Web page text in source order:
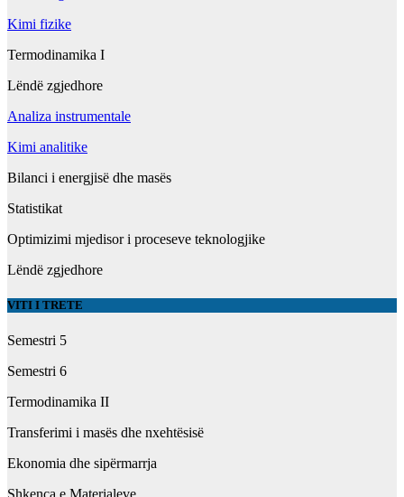
Kimi fizike
Termodinamika I
Lëndë zgjedhore
Analiza instrumentale
Kimi analitike
Bilanci i energjisë dhe masës
Statistikat
Optimizimi mjedisor i proceseve teknologjike
Lëndë zgjedhore
VITI I TRETE
Semestri 5
Semestri 6
Termodinamika II
Transferimi i masës dhe nxehtësisë
Ekonomia dhe sipërmarrja